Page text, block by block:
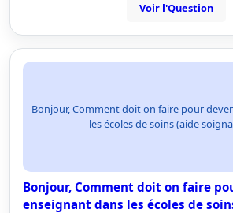
Voir l'Question
Bonjour, Comment doit on faire pour
les écoles de soins (aide
Bonjour, Comment doit on faire
enseignant dans les écoles de